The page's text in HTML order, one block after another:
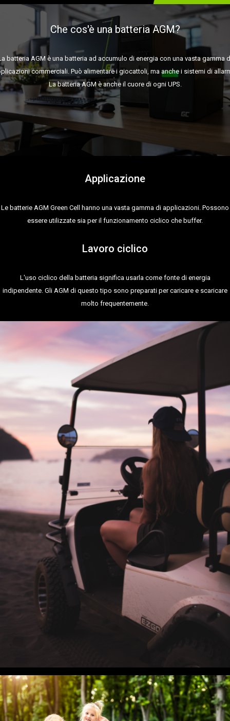
Che cos'è una batteria AGM?
batteria AGM è una batteria ad accumulo di energia con una vasta gamma
commerciali. Può alimentare i giocattoli, ma anche i sistemi di
La batteria AGM è anche il cuore di ogni UPS.
Applicazione
Le batterie AGM Green Cell hanno una vasta gamma di applicazioni. Possono
essere utilizzate sia per il funzionamento ciclico che buffer.
Lavoro ciclico
L'uso ciclico della batteria significa usarla come fonte di energia
indipendente. Gli AGM di questo tipo sono preparati per caricare e scaricare
molto frequentemente.